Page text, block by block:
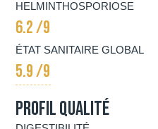
HELMINTHOSPORIOSE
6.2 /9
ÉTAT SANITAIRE GLOBAL
5.9 /9
Profil qualité